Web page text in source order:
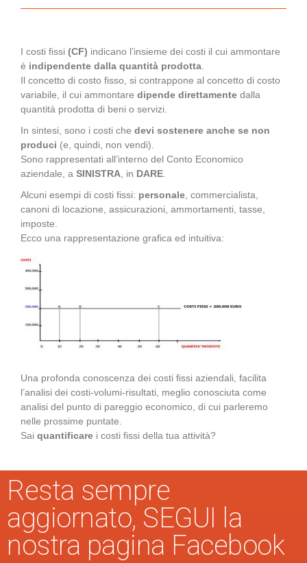
I costi fissi (CF) indicano l’insieme dei costi il cui ammontare
è indipendente dalla quantità prodotta.
Il concetto di costo fisso, si contrappone al concetto di costo
variabile, il cui ammontare dipende direttamente dalla
quantità prodotta di beni o servizi.
In sintesi, sono i costi che devi sostenere anche se non
produci (e, quindi, non vendi).
Sono rappresentati all’interno del Conto Economico
aziendale, a SINISTRA, in DARE.
Alcuni esempi di costi fissi: personale, commercialista,
canoni di locazione, assicurazioni, ammortamenti, tasse,
imposte.
Ecco una rappresentazione grafica ed intuitiva:
Una profonda conoscenza dei costi fissi aziendali, facilita
l’analisi dei costi-volumi-risultati, meglio conosciuta come
analisi del punto di pareggio economico, di cui parleremo
nelle prossime puntate.
Sai quantificare i costi fissi della tua attività?
Resta sempre
aggiornato, SEGUI la
nostra pagina Facebook